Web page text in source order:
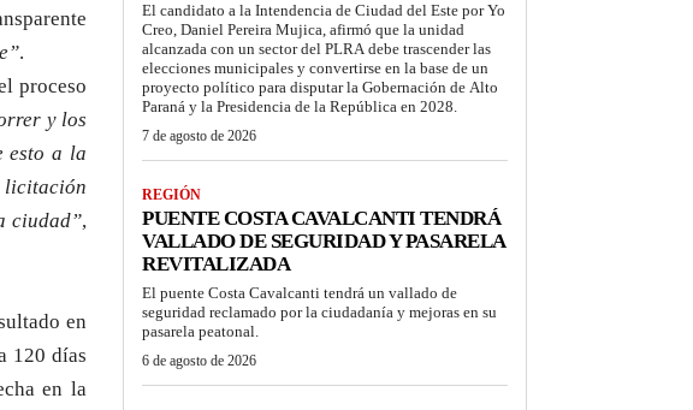
.
proceso
y los
esto a la
licitación
ciudad”,
en
120 días
en la
El candidato a la Intendencia de Ciudad del Este por Yo
Creo, Daniel Pereira Mujica, afirmó que la unidad
alcanzada con un sector del PLRA debe trascender las
elecciones municipales y convertirse en la base de un
proyecto político para disputar la Gobernación de Alto
Paraná y la Presidencia de la República en 2028.
7 de agosto de 2026
REGIÓN
PUENTE COSTA CAVALCANTI TENDRÁ
VALLADO DE SEGURIDAD Y PASARELA
REVITALIZADA
El puente Costa Cavalcanti tendrá un vallado de
seguridad reclamado por la ciudadanía y mejoras en su
pasarela peatonal.
6 de agosto de 2026